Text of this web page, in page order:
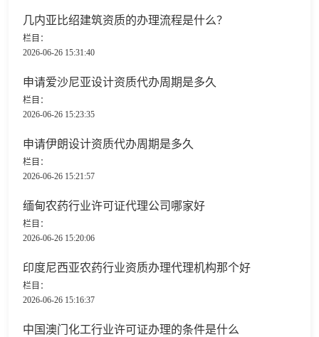
几内亚比绍建筑资质的办理流程是什么？
栏目：
2026-06-26 15:31:40
申请爱沙尼亚设计资质代办周期是多久
栏目：
2026-06-26 15:23:35
申请伊朗设计资质代办周期是多久
栏目：
2026-06-26 15:21:57
缅甸农药行业许可证代理公司哪家好
栏目：
2026-06-26 15:20:06
印度尼西亚农药行业资质办理代理机构那个好
栏目：
2026-06-26 15:16:37
中国澳门化工行业许可证办理的条件是什么